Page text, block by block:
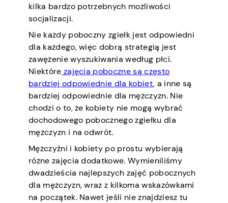
kilka bardzo potrzebnych możliwości
socjalizacji.
Nie każdy poboczny zgiełk jest odpowiedni
dla każdego, więc dobrą strategią jest
zawężenie wyszukiwania według płci.
Niektóre zajęcia poboczne są często
bardziej odpowiednie dla kobiet, a inne są
bardziej odpowiednie dla mężczyzn. Nie
chodzi o to, że kobiety nie mogą wybrać
dochodowego pobocznego zgiełku dla
mężczyzn i na odwrót.
Mężczyźni i kobiety po prostu wybierają
różne zajęcia dodatkowe. Wymieniliśmy
dwadzieścia najlepszych zajęć pobocznych
dla mężczyzn, wraz z kilkoma wskazówkami
na początek. Nawet jeśli nie znajdziesz tu